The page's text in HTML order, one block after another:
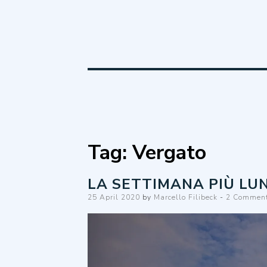
Tag:Vergato
LA SETTIMANA PIÙ
Posted
25 April 2020 by Marcello Filibeck 2